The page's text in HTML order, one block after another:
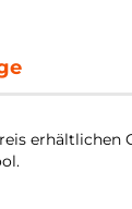
erhältlichen